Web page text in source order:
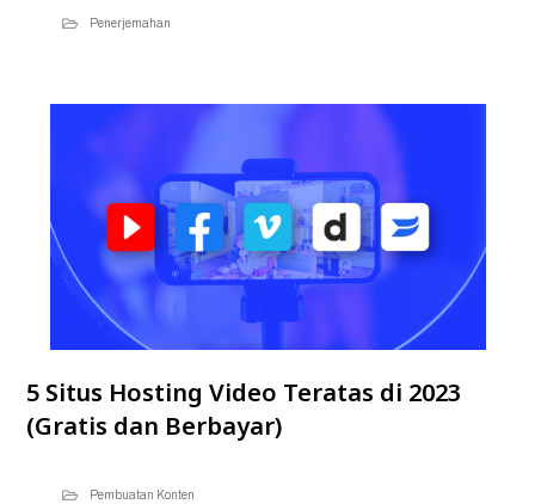
Penerjemahan
5 Situs Hosting Video Teratas di 2023
(Gratis dan Berbayar)
Pembuatan Konten